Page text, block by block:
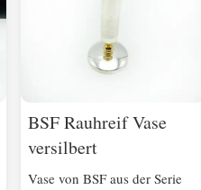
BSF Rauhreif Vase
versilbert
Vase von BSF aus der Serie